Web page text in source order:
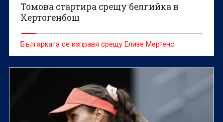
Томова стартира срещу белгийка в
Хертогенбош
Българката се изправя срещу Елизе Мертенс